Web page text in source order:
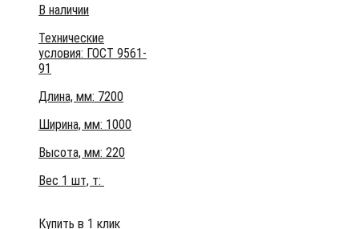
В наличии
Технические
условия: ГОСТ 9561-
91
Длина, мм: 7200
Ширина, мм: 1000
Высота, мм: 220
Вес 1 шт, т:
Купить в 1 клик